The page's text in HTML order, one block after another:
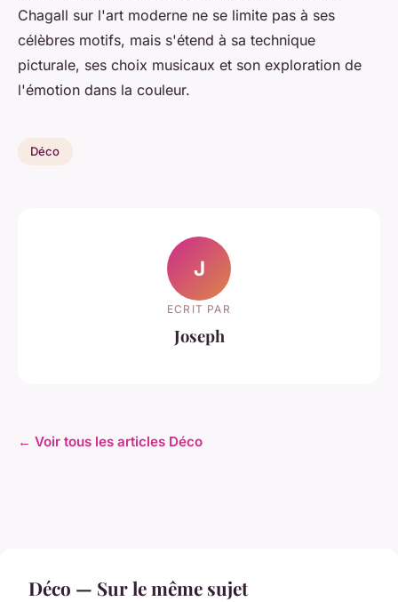
Chagall sur l'art moderne ne se limite pas à ses
célèbres motifs, mais s'étend à sa technique
picturale, ses choix musicaux et son exploration de
l'émotion dans la couleur.
Déco
J
ECRIT PAR
Joseph
← Voir tous les articles Déco
Déco — Sur le même sujet